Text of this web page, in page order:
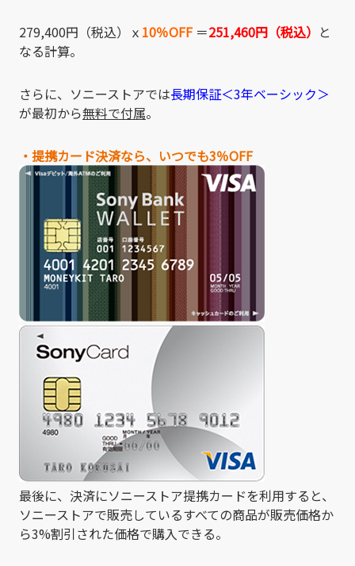
279,400円（税込）ｘ 10％OFF＝251,460円（税込） と
なる計算。
さらに、ソニーストアでは長期保証＜3年ベーシック＞
が最初から無料で付属。
・提携カード決済なら、いつでも3％OFF
最後に、決済にソニーストア提携カードを利用すると、
ソニーストアで販売しているすべての商品が販売価格か
ら3%割引された価格で購入できる。